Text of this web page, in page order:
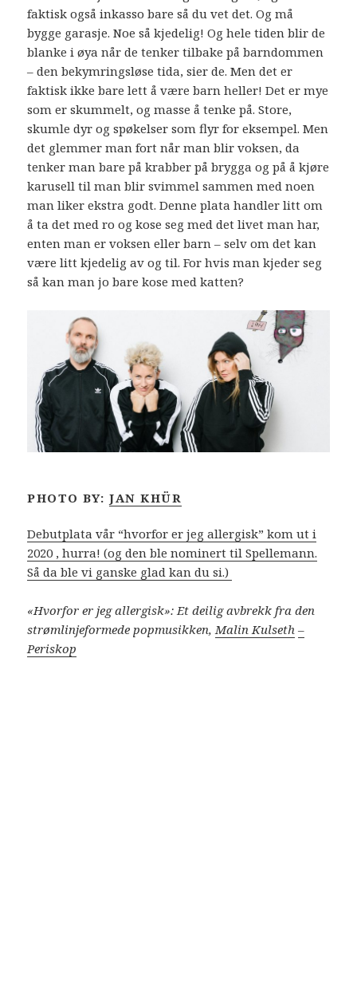
faktisk også inkasso bare så du vet det. Og må
bygge garasje. Noe så kjedelig! Og hele tiden blir de
blanke i øya når de tenker tilbake på barndommen
– den bekymringsløse tida, sier de. Men det er
faktisk ikke bare lett å være barn heller! Det er mye
som er skummelt, og masse å tenke på. Store,
skumle dyr og spøkelser som flyr for eksempel. Men
det glemmer man fort når man blir voksen, da
tenker man bare på krabber på brygga og på å kjøre
karusell til man blir svimmel sammen med noen
man liker ekstra godt. Denne plata handler litt om
å ta det med ro og kose seg med det livet man har,
enten man er voksen eller barn – selv om det kan
være litt kjedelig av og til. For hvis man kjeder seg
så kan man jo bare kose med katten?
PHOTO BY:JAN KHÜR
Debutplata vår “hvorfor er jeg allergisk” kom ut i
2020 , hurra! (og den ble nominert til Spellemann.
Så da ble vi ganske glad kan du si.)
«Hvorfor er jeg allergisk»: Et deilig avbrekk fra den
strømlinjeformede popmusikken, Malin Kulseth –
Periskop